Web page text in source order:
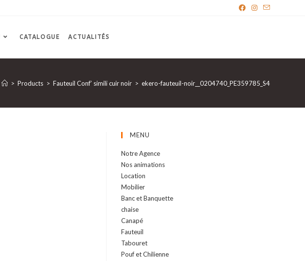
CATALOGUE ACTUALITÉS
> Products > Fauteuil Conf’ simili cuir noir > ekero-fauteuil-noir__0204740_PE359785_S4
MENU
Notre Agence
Nos animations
Location
Mobilier
Banc et Banquette
chaise
Canapé
Fauteuil
Tabouret
Pouf et Chilienne